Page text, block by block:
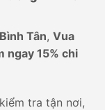
Tân, Vua
ngay 15% chi
tra tận nơi,